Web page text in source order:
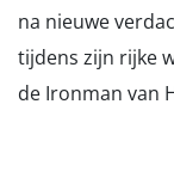
na nieuwe
tijdens zijn rijke
de Ironman van